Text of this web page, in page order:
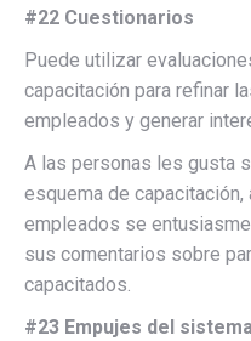
#22 Cuestionarios
Puede utilizar
capacitación para refinar
empleados y generar
A las personas les gusta
esquema de
empleados se
sus comentarios sobre
capacitados.
#23 Empujes del sistema